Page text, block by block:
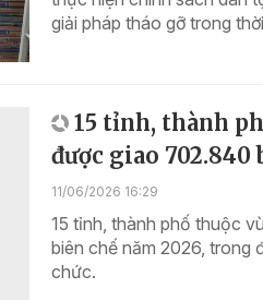
giải pháp tháo gỡ trong
15 tỉnh, thành
được giao 702.840
11/06/2026 16:29
15 tỉnh, thành phố thuộc
biên chế năm 2026, trong
chức.